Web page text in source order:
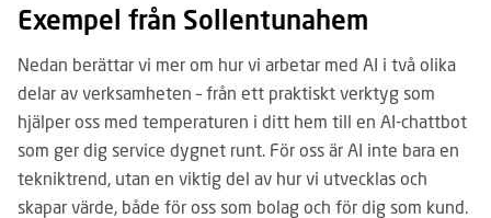
Exempel från Sollentunahem
Nedan berättar vi mer om hur vi arbetar med AI i två olika
delar av verksamheten – från ett praktiskt verktyg som
hjälper oss med temperaturen i ditt hem till en AI-chattbot
som ger dig service dygnet runt. För oss är AI inte bara en
tekniktrend, utan en viktig del av hur vi utvecklas och
skapar värde, både för oss som bolag och för dig som kund.